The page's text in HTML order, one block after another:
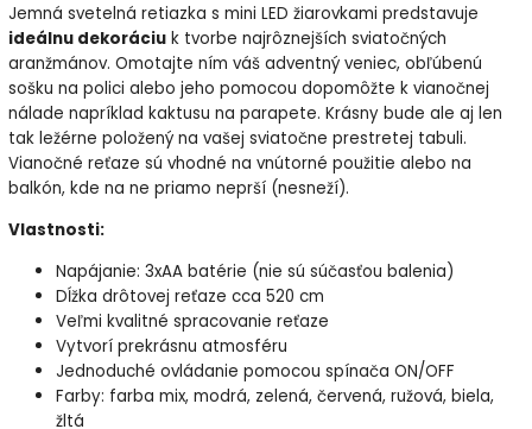
Jemná svetelná retiazka s mini LED žiarovkami predstavuje
ideálnu dekoráciu k tvorbe najrôznejších sviatočných
aranžmánov. Omotajte ním váš adventný veniec, obľúbenú
sošku na polici alebo jeho pomocou dopomôžte k vianočnej
nálade napríklad kaktusu na parapete. Krásny bude ale aj len
tak ležérne položený na vašej sviatočne prestretej tabuli.
Vianočné reťaze sú vhodné na vnútorné použitie alebo na
balkón, kde na ne priamo neprší (nesneží).
Vlastnosti:
Napájanie: 3xAA batérie (nie sú súčasťou balenia)
Dĺžka drôtovej reťaze cca 520 cm
Veľmi kvalitné spracovanie reťaze
Vytvorí prekrásnu atmosféru
Jednoduché ovládanie pomocou spínača ON/OFF
Farby: farba mix, modrá, zelená, červená, ružová, biela,
žltá